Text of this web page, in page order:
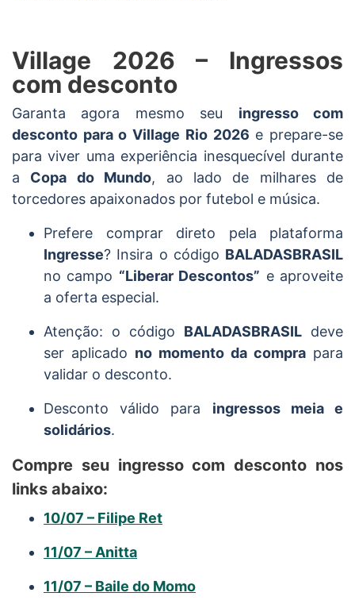
Village 2026 – Ingressos
com desconto
Garanta agora mesmo seu ingresso com
desconto para o Village Rio 2026 e prepare-se
para viver uma experiência inesquecível durante
a Copa do Mundo, ao lado de milhares de
torcedores apaixonados por futebol e música.
Prefere comprar direto pela plataforma
Ingresse? Insira o código BALADASBRASIL
no campo “Liberar Descontos” e aproveite
a oferta especial.
Atenção: o código BALADASBRASIL deve
ser aplicado no momento da compra para
validar o desconto.
Desconto válido para ingressos meia e
solidários.
Compre seu ingresso com desconto nos
links abaixo:
10/07 – Filipe Ret
11/07 – Anitta
11/07 – Baile do Momo